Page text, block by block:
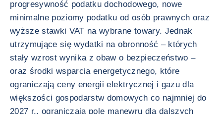
progresywność podatku dochodowego, nowe
minimalne poziomy podatku od osób prawnych oraz
wyższe stawki VAT na wybrane towary. Jednak
utrzymujące się wydatki na obronność – których
stały wzrost wynika z obaw o bezpieczeństwo –
oraz środki wsparcia energetycznego, które
ograniczają ceny energii elektrycznej i gazu dla
większości gospodarstw domowych co najmniej do
2027 r., ograniczają pole manewru dla dalszych